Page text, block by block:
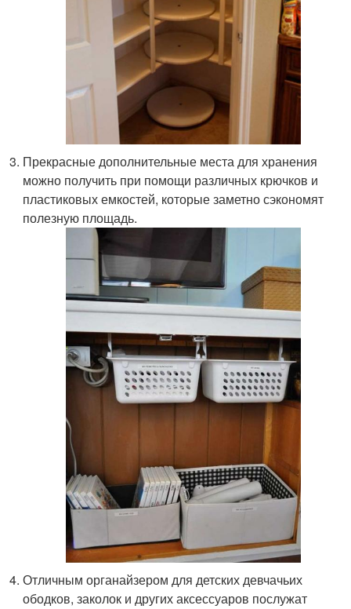
Прекрасные дополнительные места для хранения
можно получить при помощи различных крючков и
пластиковых емкостей, которые заметно сэкономят
полезную площадь.
Отличным органайзером для детских девчачьих
ободков, заколок и других аксессуаров послужат